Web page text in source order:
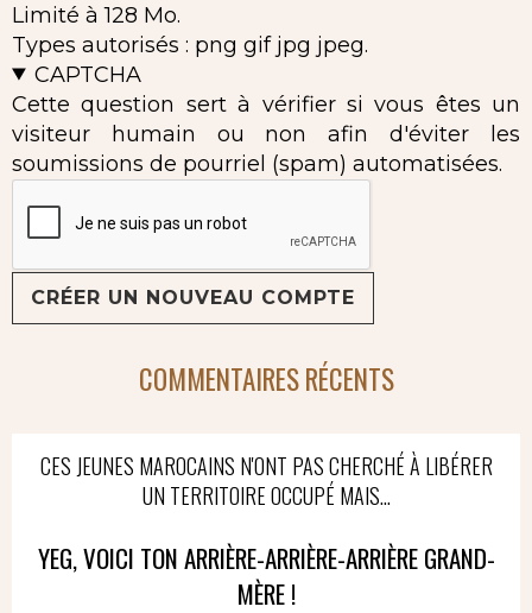
Limité à 128 Mo.
Types autorisés : png gif jpg jpeg.
CAPTCHA
Cette question sert à vérifier si vous êtes un
visiteur humain ou non afin d'éviter les
soumissions de pourriel (spam) automatisées.
COMMENTAIRES RÉCENTS
CES JEUNES MAROCAINS N'ONT PAS CHERCHÉ À LIBÉRER
UN TERRITOIRE OCCUPÉ MAIS...
YEG, VOICI TON ARRIÈRE-ARRIÈRE-ARRIÈRE GRAND-
MÈRE !